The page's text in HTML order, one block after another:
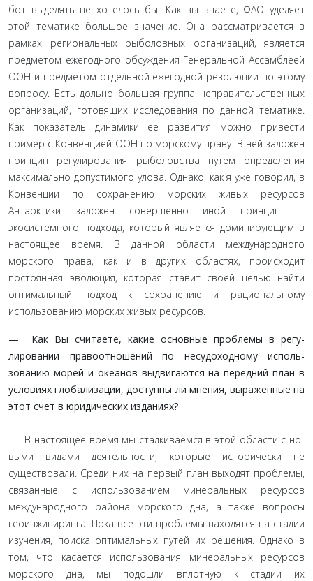
бот выделять не хотелось бы. Как вы знаете, ФАО уделяет
этой тематике большое значение. Она рассматривается в
рамках региональных рыболовных организаций, является
предметом ежегодного обсуждения Генеральной Ассамблеей
ООН и пред­метом отдельной ежегодной резолюции по этому
вопросу. Есть дольно большая группа неправительственных
организа­ций, готовящих исследования по данной тематике.
Как пока­затель динамики ее развития можно привести
пример с Кон­венцией ООН по морскому праву. В ней заложен
принцип регулирования рыболовства путем определения
максимально допустимого улова. Однако, как я уже говорил, в
Конвенции по сохранению морских живых ресурсов
Антарктики заложен совершенно иной принцип —
экосистемного подхода, который является доминирующим в
настоящее время. В данной обла­сти международного
морского права, как и в других областях, происходит
постоянная эволюция, которая ставит своей целью найти
оптимальный подход к сохранению и рациональному
использованию морских живых ресурсов.
— Как Вы считаете, какие основные проблемы в регу­
лировании правоотношений по несудоходному исполь­
зованию морей и океанов выдвигаются на передний план в
условиях глобализации, доступны ли мнения, выражен­ные на
этот счет в юридических изданиях?
— В настоящее время мы сталкиваемся в этой области с но­
выми видами деятельности, которые исторически не
существо­вали. Среди них на первый план выходят проблемы,
связанные с использованием минеральных ресурсов
международного района морского дна, а также вопросы
геоинжиниринга. Пока все эти проблемы находятся на стадии
изучения, поиска опти­мальных путей их решения. Однако в
том, что касается исполь­зования минеральных ресурсов
морского дна, мы подошли вплотную к стадии их